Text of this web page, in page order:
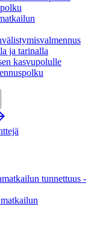
ja tarinalla
kasvupolulle
tunnettuus -